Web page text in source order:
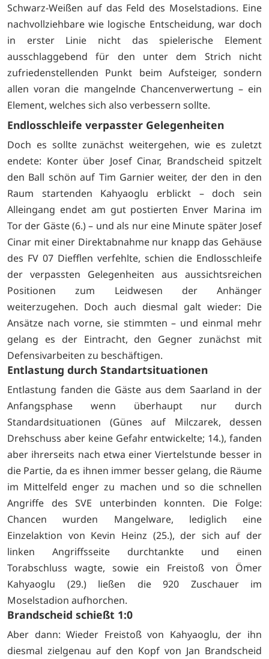
Schwarz-Weißen auf das Feld des Moselstadions. Eine
nachvollziehbare wie logische Entscheidung, war doch
in erster Linie nicht das spielerische Element
ausschlaggebend für den unter dem Strich nicht
zufriedenstellenden Punkt beim Aufsteiger, sondern
allen voran die mangelnde Chancenverwertung – ein
Element, welches sich also verbessern sollte.
Endlosschleife verpasster Gelegenheiten
Doch es sollte zunächst weitergehen, wie es zuletzt
endete: Konter über Josef Cinar, Brandscheid spitzelt
den Ball schön auf Tim Garnier weiter, der den in den
Raum startenden Kahyaoglu erblickt – doch sein
Alleingang endet am gut postierten Enver Marina im
Tor der Gäste (6.) – und als nur eine Minute später Josef
Cinar mit einer Direktabnahme nur knapp das Gehäuse
des FV 07 Diefflen verfehlte, schien die Endlosschleife
der verpassten Gelegenheiten aus aussichtsreichen
Positionen zum Leidwesen der Anhänger
weiterzugehen. Doch auch diesmal galt wieder: Die
Ansätze nach vorne, sie stimmten – und einmal mehr
gelang es der Eintracht, den Gegner zunächst mit
Defensivarbeiten zu beschäftigen.
Entlastung durch Standartsituationen
Entlastung fanden die Gäste aus dem Saarland in der
Anfangsphase wenn überhaupt nur durch
Standardsituationen (Günes auf Milczarek, dessen
Drehschuss aber keine Gefahr entwickelte; 14.), fanden
aber ihrerseits nach etwa einer Viertelstunde besser in
die Partie, da es ihnen immer besser gelang, die Räume
im Mittelfeld enger zu machen und so die schnellen
Angriffe des SVE unterbinden konnten. Die Folge:
Chancen wurden Mangelware, lediglich eine
Einzelaktion von Kevin Heinz (25.), der sich auf der
linken Angriffsseite durchtankte und einen
Torabschluss wagte, sowie ein Freistoß von Ömer
Kahyaoglu (29.) ließen die 920 Zuschauer im
Moselstadion aufhorchen.
Brandscheid schießt 1:0
Aber dann: Wieder Freistoß von Kahyaoglu, der ihn
diesmal zielgenau auf den Kopf von Jan Brandscheid